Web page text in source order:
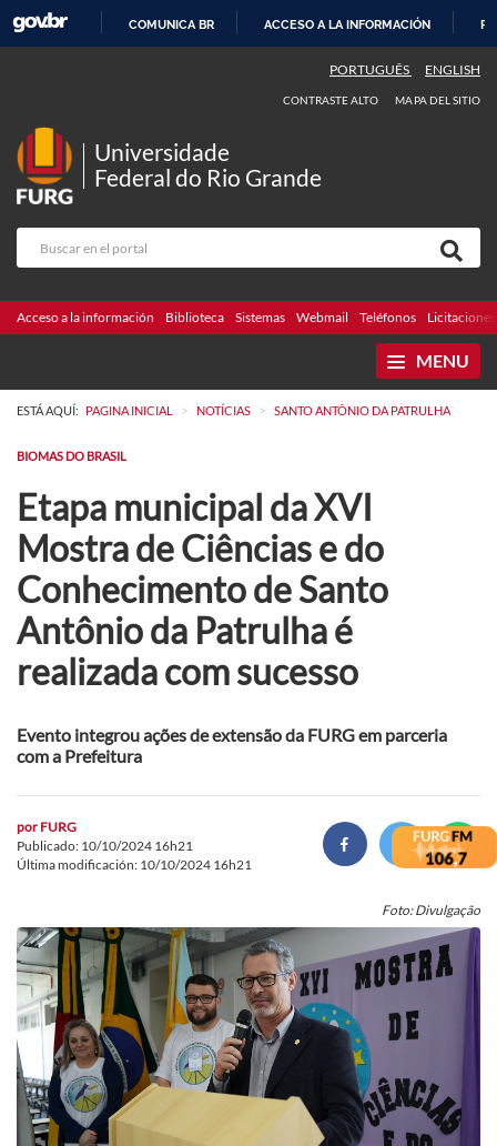
CONTENIDO
COMUNICA BR ACCESO A LA INFORMACIÓN
PORTUGUÊS ENGLISH
CONTRASTE ALTO MAPA DEL SITIO
Universidade
Federal do Rio Grande
Acceso a la información Biblioteca Sistemas Webmail Teléfonos Licitaciones
MENU
ESTÁ AQUÍ: PAGINA INICIAL > NOTÍCIAS > SANTO ANTÔNIO DA PATRULHA
BIOMAS DO BRASIL
Etapa municipal da XVI
Mostra de Ciências e do
Conhecimento de Santo
Antônio da Patrulha é
realizada com sucesso
Evento integrou ações de extensão da FURG em parceria
com a Prefeitura
por FURG
Publicado: 10/10/2024 16h21
Última modificación: 10/10/2024 16h21
Foto: Divulgação